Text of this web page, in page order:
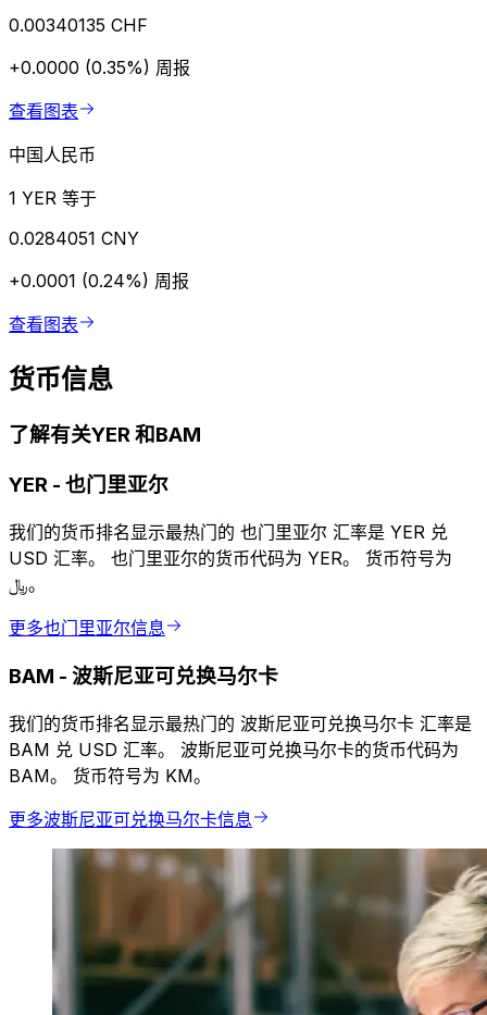
0.00340135 CHF
+0.0000 (0.35%) 周报
查看图表
中国人民币
1 YER 等于
0.0284051 CNY
+0.0001 (0.24%) 周报
查看图表
货币信息
了解有关YER 和BAM
YER - 也门里亚尔
我们的货币排名显示最热门的 也门里亚尔 汇率是 YER 兑
USD 汇率。 也门里亚尔的货币代码为 YER。 货币符号为
﷼。
更多也门里亚尔信息
BAM - 波斯尼亚可兑换马尔卡
我们的货币排名显示最热门的 波斯尼亚可兑换马尔卡 汇率是
BAM 兑 USD 汇率。 波斯尼亚可兑换马尔卡的货币代码为
BAM。 货币符号为 KM。
更多波斯尼亚可兑换马尔卡信息